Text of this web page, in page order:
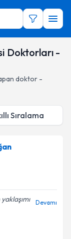
Doktorları -
doktor -
Sıralama
Devamı